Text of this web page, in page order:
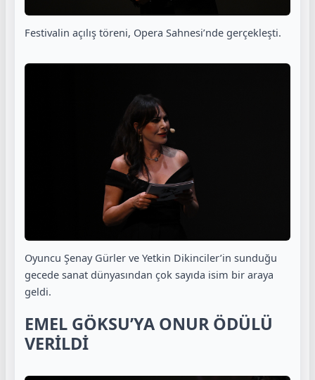
Festivalin açılış töreni, Opera Sahnesi’nde gerçekleşti.
Oyuncu Şenay Gürler ve Yetkin Dikinciler’in sunduğu
gecede sanat dünyasından çok sayıda isim bir araya
geldi.
EMEL GÖKSU’YA ONUR ÖDÜLÜ
VERİLDİ